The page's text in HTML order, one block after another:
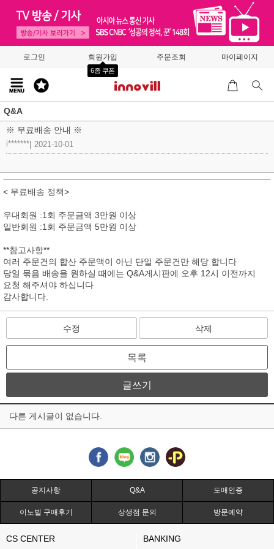
로그인 회원가입
6종 쿠폰
주문조회 마이페이지
Q&A
※ 무료배송 안내 ※
i******* 2021-10-01
< 무료배송 정책>
우대회원 :1회 주문금액 3만원 이상
일반회원 :1회 주문금액 5만원 이상
**참고사항**
여러 주문건의 합산 주문액이 아닌 단일 주문건만 해당 합니다
당일 묶음 배송을 원하실 때에는 Q&A게시판에 오후 12시 이전까지
요청 해주셔야 하십니다
감사합니다.
수정 삭제
목록
글쓰기
다른 게시글이 없습니다.
공지사항 Q&A 도매인증
이노빌 구매후기 상생점 문의 방문예약
CS CENTER BANKING